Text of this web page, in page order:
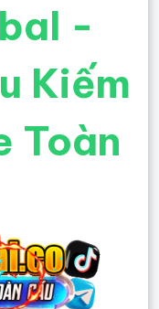
-
Kiếm
Toàn